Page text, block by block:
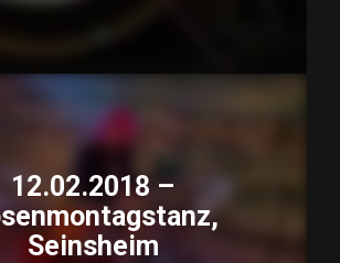
12.02.2018 –
Seinsheim